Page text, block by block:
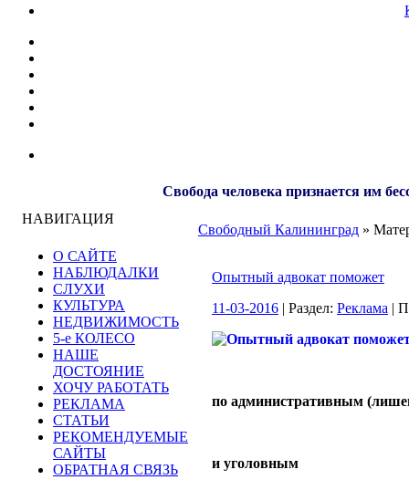
Свобода человека признается им
НАВИГАЦИЯ
О САЙТЕ
НАБЛЮДАЛКИ
СЛУХИ
КУЛЬТУРА
НЕДВИЖИМОСТЬ
5-е КОЛЕСО
НАШЕ
ДОСТОЯНИЕ
ХОЧУ РАБОТАТЬ
РЕКЛАМА
СТАТЬИ
РЕКОМЕНДУЕМЫЕ
САЙТЫ
ОБРАТНАЯ СВЯЗЬ
Свободный Калининград »
Опытный адвокат поможет
11-03-2016 | Раздел: Реклама |
по административным
и уголовным